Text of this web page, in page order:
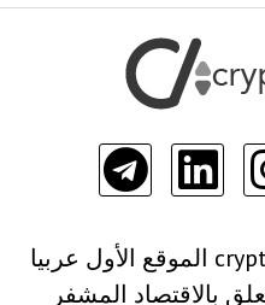
كريبتو عرب cryptoarabe.com الموقع الأول عربيا
بالاقتصاد المشفر